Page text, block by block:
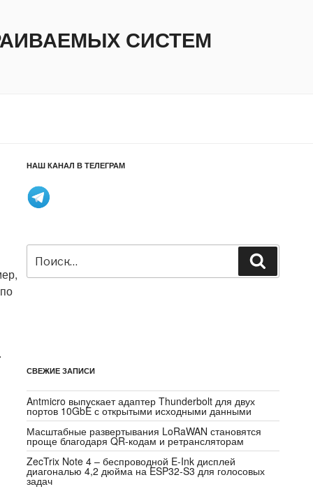
СИСТЕМ
НАШ КАНАЛ В ТЕЛЕГРАМ
Искать:
СВЕЖИЕ ЗАПИСИ
Antmicro выпускает адаптер Thunderbolt для двух
портов 10GbE с открытыми исходными данными
Масштабные развертывания LoRaWAN становятся
проще благодаря QR-кодам и ретрансляторам
ZecTrix Note 4 – беспроводной E-Ink дисплей
диагональю 4,2 дюйма на ESP32-S3 для голосовых
задач